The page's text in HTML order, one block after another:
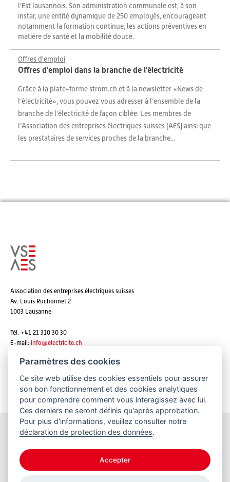
l’Est lausannois. Son administration communale est, à son
instar, une entité dynamique de 250 employés, encourageant
notamment la formation continue, les actions préventives en
matière de santé et la mobilité douce.
Offres d'emploi
Offres d'emploi dans la branche de l'électricité
Grâce à la plate-forme strom.ch et à la newsletter «News de
l’électricité», vous pouvez vous adresser à l’ensemble de la
branche de l’électricité de façon ciblée. Les membres de
l’Association des entreprises électriques suisses (AES) ainsi que
les prestataires de services proches de la branche...
Association des entreprises électriques suisses
Av. Louis Ruchonnet 2
1003 Lausanne
Tél. +41 21 310 30 30
E-mail: info@electricite.ch
S'abonner aux newsletters
Restez informés
Paramètres des cookies
Ce site web utilise des cookies essentiels pour assurer
son bon fonctionnement et des cookies analytiques
pour comprendre comment vous interagissez avec lui.
Ces derniers ne seront définis qu'après approbation.
Pour plus d'informations, veuillez consulter notre
déclaration de protection des données.
Accepter